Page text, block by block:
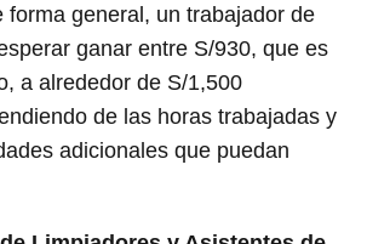
forma general, un trabajador de
ganar entre S/930, que es
a alrededor de S/1,500
de las horas trabajadas y
adicionales que puedan